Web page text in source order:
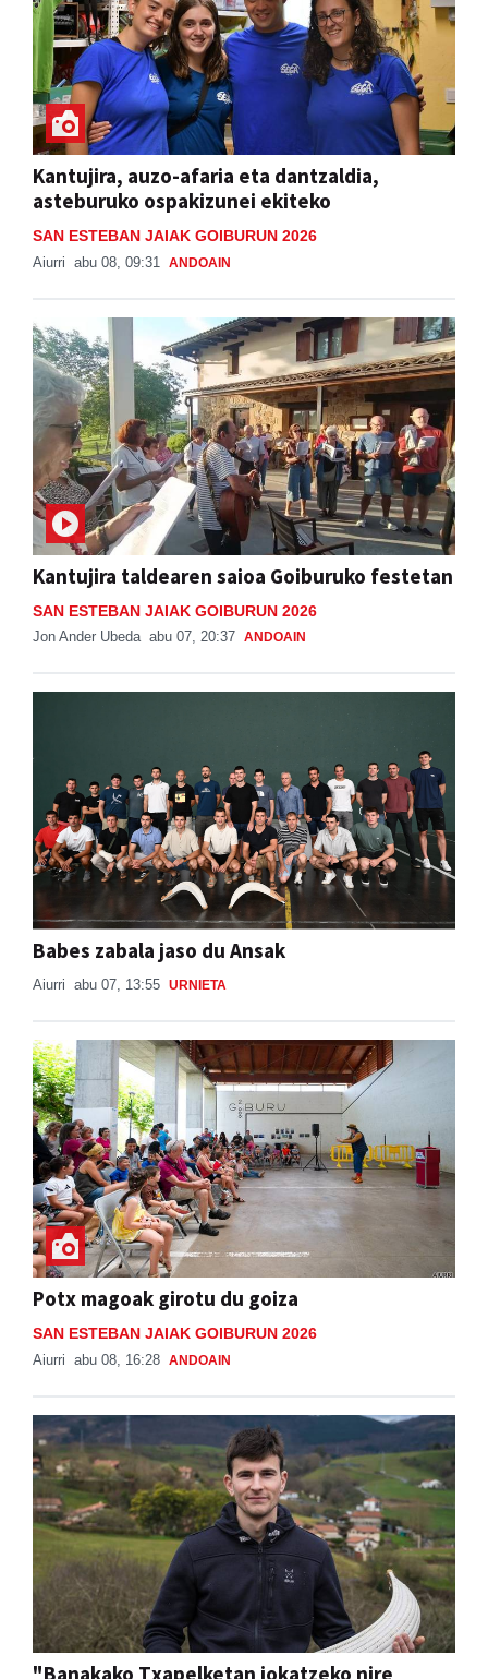
Kantujira, auzo-afaria eta dantzaldia,
asteburuko ospakizunei ekiteko
SAN ESTEBAN JAIAK GOIBURUN 2026
Aiurri abu 08, 09:31 ANDOAIN
Kantujira taldearen saioa Goiburuko festetan
SAN ESTEBAN JAIAK GOIBURUN 2026
Jon Ander Ubeda abu 07, 20:37 ANDOAIN
Babes zabala jaso du Ansak
Aiurri abu 07, 13:55 URNIETA
Potx magoak girotu du goiza
SAN ESTEBAN JAIAK GOIBURUN 2026
Aiurri abu 08, 16:28 ANDOAIN